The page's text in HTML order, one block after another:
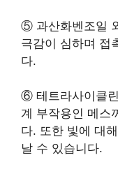
⑤ 과산화벤조일
극감이 심하며 접
다.
⑥ 테트라사이클
계 부작용인 메스
다. 또한 빛에 대
날 수 있습니다.